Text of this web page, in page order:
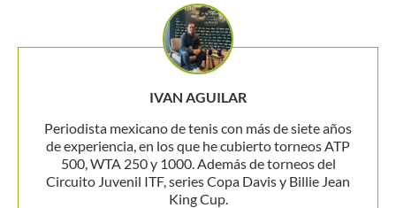
IVAN AGUILAR
Periodista mexicano de tenis con más de siete años
de experiencia, en los que he cubierto torneos ATP
500, WTA 250 y 1000. Además de torneos del
Circuito Juvenil ITF, series Copa Davis y Billie Jean
King Cup.